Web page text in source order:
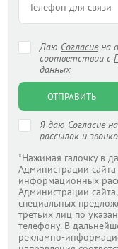
Даю Согласиена
соответствии с
данных
ОТПРАВИТЬ
Я даю Согласиена
рассылок и
*Нажимая галочку в
Администрации
информационных
Администрации
специальных
третьих лиц по
телефону. В
рекламно-